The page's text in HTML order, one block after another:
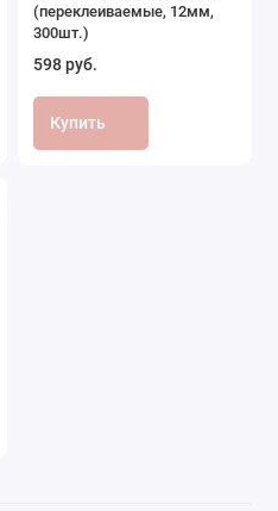
(переклеиваемые, 12мм,
300шт.)
598 руб.
Купить